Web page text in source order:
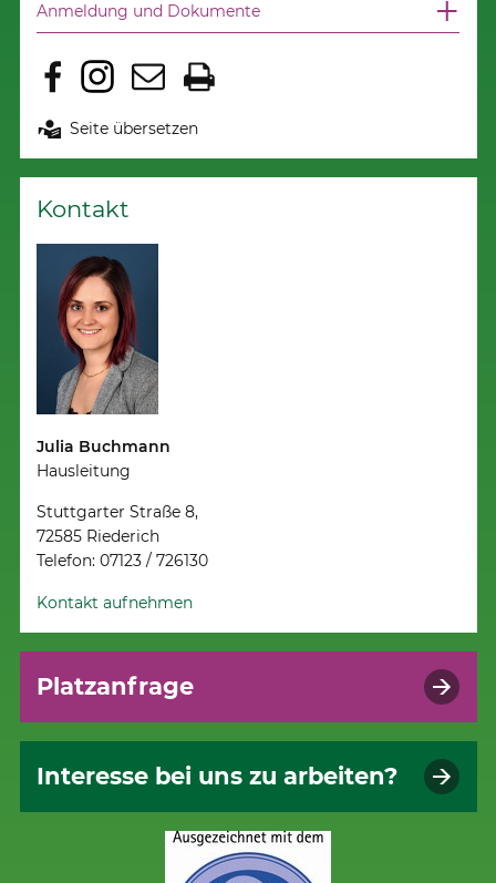
Anmeldung und Dokumente
Seite übersetzen
Kontakt
Julia Buchmann
Hausleitung
Stuttgarter Straße 8,
72585 Riederich
Telefon: 07123 / 726130
Kontakt aufnehmen
Platzanfrage
Interesse bei uns zu arbeiten?